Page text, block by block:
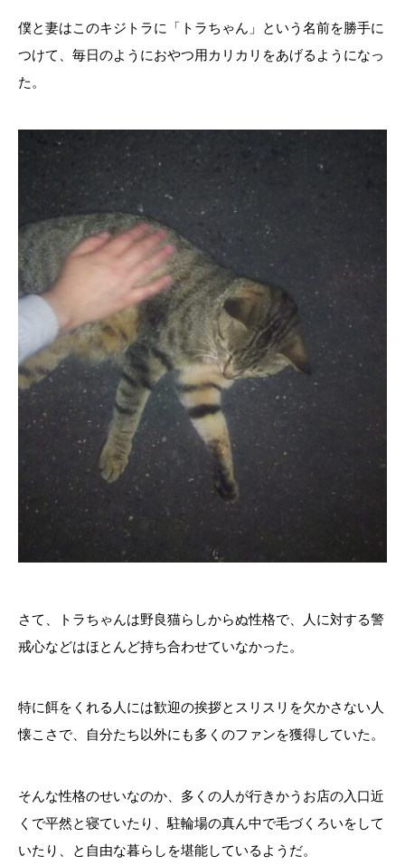
僕と妻はこのキジトラに「トラちゃん」という名前を勝手に
つけて、毎日のようにおやつ用カリカリをあげるようになっ
た。
さて、トラちゃんは野良猫らしからぬ性格で、人に対する警
戒心などはほとんど持ち合わせていなかった。
特に餌をくれる人には歓迎の挨拶とスリスリを欠かさない人
懐こさで、自分たち以外にも多くのファンを獲得していた。
そんな性格のせいなのか、多くの人が行きかうお店の入口近
くで平然と寝ていたり、駐輪場の真ん中で毛づくろいをして
いたり、と自由な暮らしを堪能しているようだ。